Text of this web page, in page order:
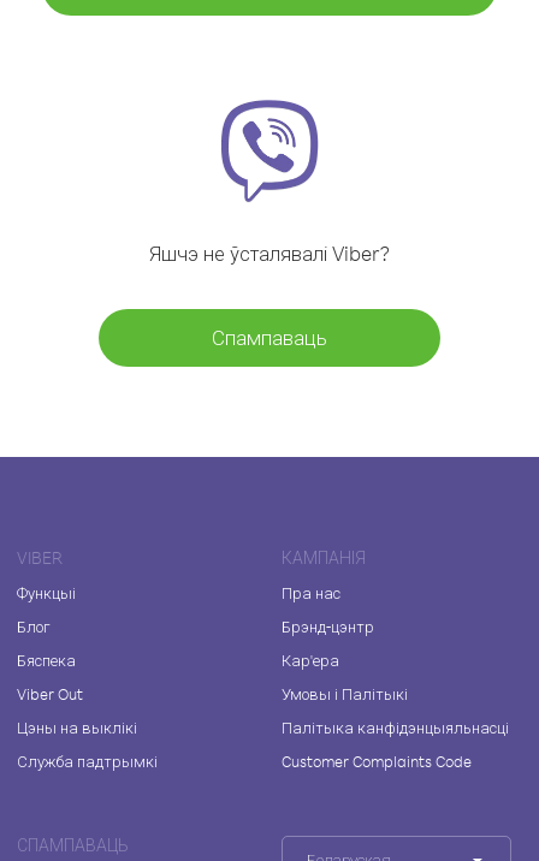
Яшчэ не ўсталявалі Viber?
Спампаваць
VIBER
Функцыі
Блог
Бяспека
Viber Out
Цэны на выклікі
Служба падтрымкі
КАМПАНІЯ
Пра нас
Брэнд-цэнтр
Кар'ера
Умовы і Палітыкі
Палітыка канфідэнцыяльнасці
Customer Complaints Code
СПАМПАВАЦЬ